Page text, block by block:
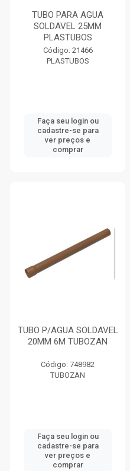
TUBO PARA AGUA
SOLDAVEL 25MM
PLASTUBOS
Código: 21466
PLASTUBOS
Faça seu login ou
cadastre-se para
ver preços e
comprar
TUBO P/AGUA SOLDAVEL
20MM 6M TUBOZAN
Código: 748982
TUBOZAN
Faça seu login ou
cadastre-se para
ver preços e
comprar